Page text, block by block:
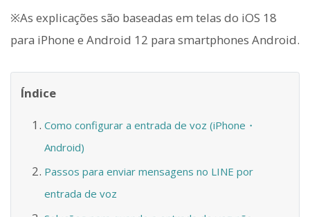
※As explicações são baseadas em telas do iOS 18
para iPhone e Android 12 para smartphones Android.
Índice
Como configurar a entrada de voz (iPhone・
Android)
Passos para enviar mensagens no LINE por
entrada de voz